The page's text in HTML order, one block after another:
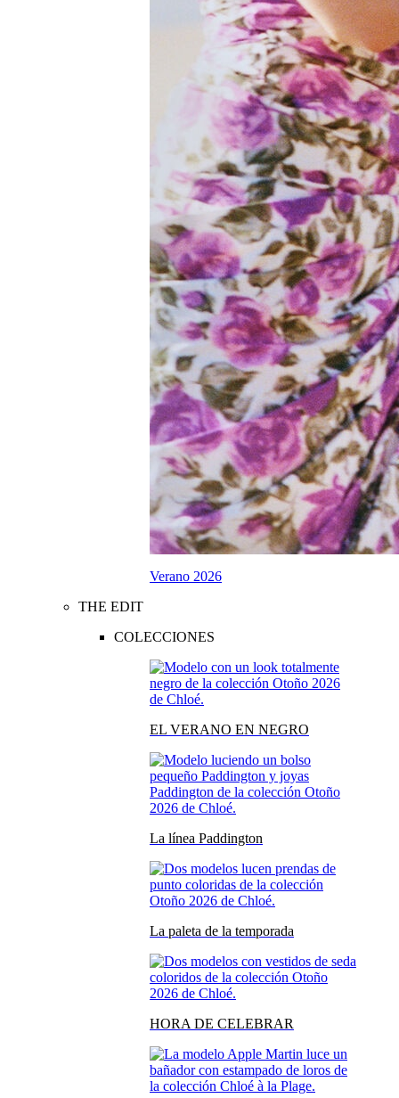
Verano 2026
THE EDIT
COLECCIONES
EL VERANO EN NEGRO
La línea Paddington
La paleta de la temporada
HORA DE CELEBRAR